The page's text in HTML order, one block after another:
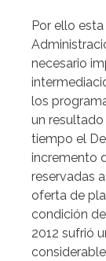
Por ello
necesario
los
un
tiempo el
incremento
reservadas
oferta de
condición
2012 sufrió